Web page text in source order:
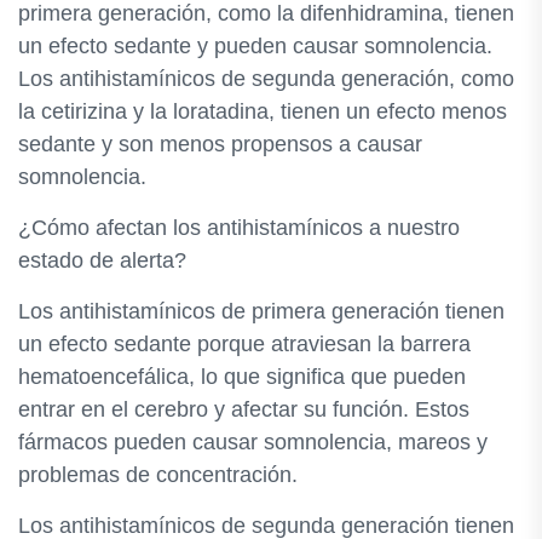
primera generación, como la difenhidramina, tienen
un efecto sedante y pueden causar somnolencia.
Los antihistamínicos de segunda generación, como
la cetirizina y la loratadina, tienen un efecto menos
sedante y son menos propensos a causar
somnolencia.
¿Cómo afectan los antihistamínicos a nuestro
estado de alerta?
Los antihistamínicos de primera generación tienen
un efecto sedante porque atraviesan la barrera
hematoencefálica, lo que significa que pueden
entrar en el cerebro y afectar su función. Estos
fármacos pueden causar somnolencia, mareos y
problemas de concentración.
Los antihistamínicos de segunda generación tienen